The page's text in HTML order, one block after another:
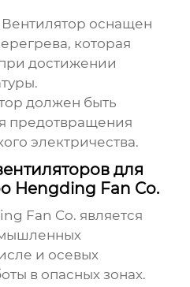
Вентилятор оснащен
которая
достижении
должен быть
предотвращения
электричества.
для
Hengding Fan Co.
Fan Co. является
и осевых
в опасных зонах.